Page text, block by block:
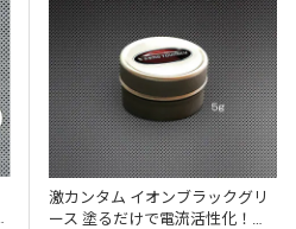
激カンタム イオンブラックグリ
ース 塗るだけで電流活性化！